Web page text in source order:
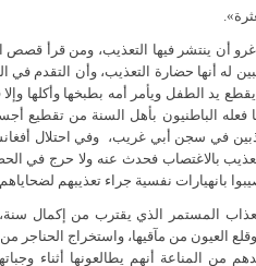
غرو أن ينتشر فيها التعذيب، ومن قرأ قصص
له أنها حضارة التعذيب، وأن التقدم في
يد الطفل ويأمر أمه بطبخها وأكلها وإلا
فعله الباطنيون بأهل السنة من تقطيع
في سجن أبي غريب،
وفي احتلال
بالاغتصاب فحدث عنه ولا حرج في
بانهيارات نفسية جراء تعذيبهم
المستمر الذي يقترب من إكمال
العيون من مآقيها، واستخراج الحناجر
من المناعة أنهم يطالعونها أثناء